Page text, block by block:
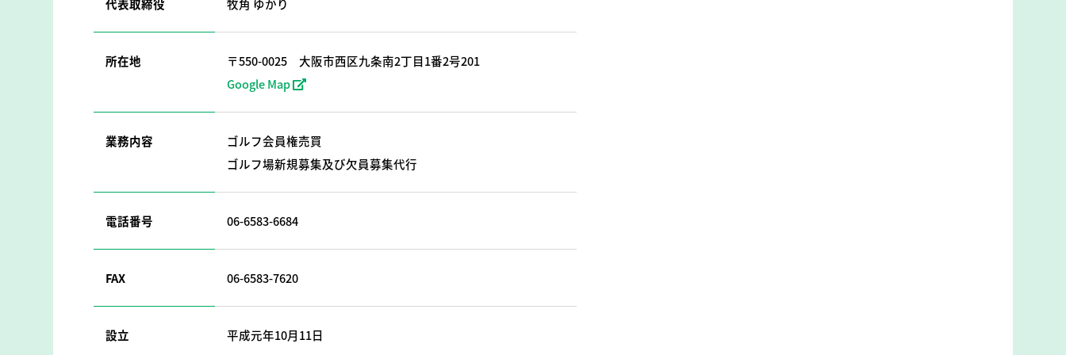
代表取締役 牧角 ゆかり
所在地 〒550-0025 大阪市西区九条南2丁目1番2号201
Google Map
業務内容
ゴルフ会員権売買
ゴルフ場新規募集及び欠員募集代行
電話番号 06-6583-6684
FAX 06-6583-7620
設立 平成元年10月11日